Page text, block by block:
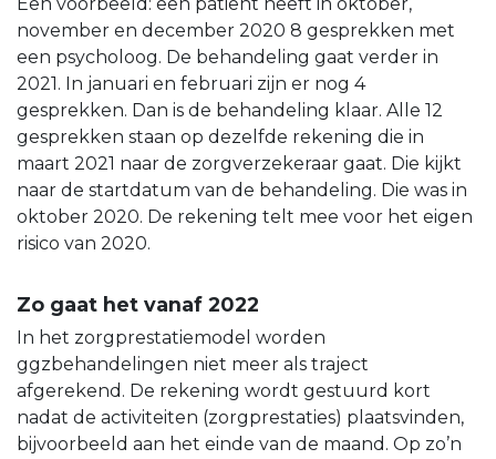
Een voorbeeld: een patiënt heeft in oktober,
november en december 2020 8 gesprekken met
een psycholoog. De behandeling gaat verder in
2021. In januari en februari zijn er nog 4
gesprekken. Dan is de behandeling klaar. Alle 12
gesprekken staan op dezelfde rekening die in
maart 2021 naar de zorgverzekeraar gaat. Die kijkt
naar de startdatum van de behandeling. Die was in
oktober 2020. De rekening telt mee voor het eigen
risico van 2020.
Zo gaat het vanaf 2022
In het zorgprestatiemodel worden
ggzbehandelingen niet meer als traject
afgerekend. De rekening wordt gestuurd kort
nadat de activiteiten (zorgprestaties) plaatsvinden,
bijvoorbeeld aan het einde van de maand. Op zo’n